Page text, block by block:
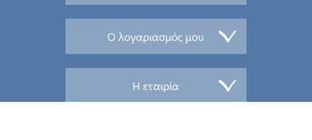
Ο λογαριασμός μου
Η εταιρία